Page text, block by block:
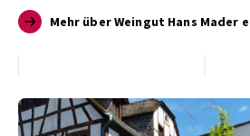
Mehr über Weingut Hans Mader